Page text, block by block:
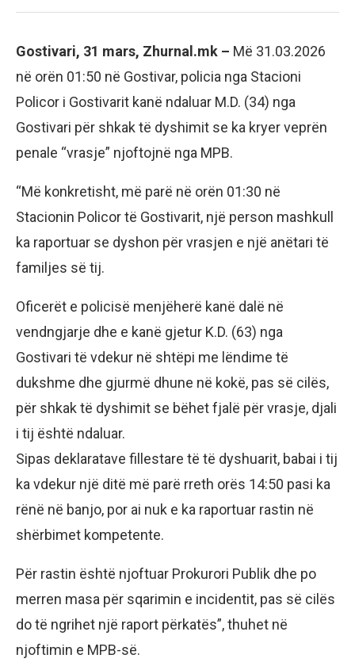
Gostivari, 31 mars, Zhurnal.mk – Më 31.03.2026
në orën 01:50 në Gostivar, policia nga Stacioni
Policor i Gostivarit kanë ndaluar M.D. (34) nga
Gostivari për shkak të dyshimit se ka kryer veprën
penale “vrasje” njoftojnë nga MPB.
“Më konkretisht, më parë në orën 01:30 në
Stacionin Policor të Gostivarit, një person mashkull
ka raportuar se dyshon për vrasjen e një anëtari të
familjes së tij.
Oficerët e policisë menjëherë kanë dalë në
vendngjarje dhe e kanë gjetur K.D. (63) nga
Gostivari të vdekur në shtëpi me lëndime të
dukshme dhe gjurmë dhune në kokë, pas së cilës,
për shkak të dyshimit se bëhet fjalë për vrasje, djali
i tij është ndaluar.
Sipas deklaratave fillestare të të dyshuarit, babai i tij
ka vdekur një ditë më parë rreth orës 14:50 pasi ka
rënë në banjo, por ai nuk e ka raportuar rastin në
shërbimet kompetente.
Për rastin është njoftuar Prokurori Publik dhe po
merren masa për sqarimin e incidentit, pas së cilës
do të ngrihet një raport përkatës”, thuhet në
njoftimin e MPB-së.